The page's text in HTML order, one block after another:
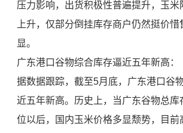
压力影响，出货积极性普遍提升，玉米
上升，仅部分倒挂库存商户仍然挺价
显。
广东港口谷物综合库存逼近五年新高：
据数据跟踪，截至5月底，广东港口谷
近五年新高。历史上，当广东谷物总库
位以后，国内玉米价格多显颓势，目前